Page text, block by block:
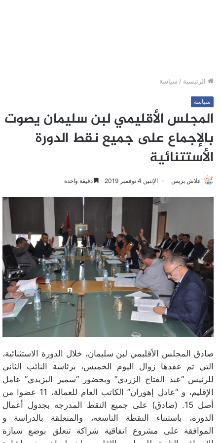
الرئيسية / سياسة
سياسة
المجلس الأقليمي لبن سليمان يصوت
بالإجماع على جميع نقط الدورة
الأستتنائية
علاش بريس الإثنين 4 نوفمبر 2019 دقيقة واحدة
صادق المجلس الأقليمي لبن سليمان، خلال الدورة الاستثنائية،
التي تم عقدها زوال اليوم الخميس، برئاسة النائب الثاني
للرئيس “عبد الفتاح الزردي” وبحضور “سمير اليزيدي” عامل
الإقليم، و “عادل إهوران” الكاتب العام للعمالة، 11 عضوا من
أصل 15. (صادق) على جميع النقط المدرجة بجدول أعمال
الدورة، باستتناء النقطة التاسعة، والمتعلقة بالدراسة و
الموافقة على مشروع اتفاقية شراكة تتعلق بوضع سيارة